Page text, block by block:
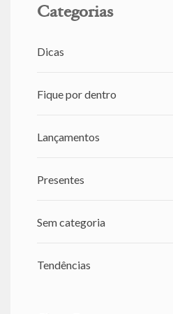
Categorias
Dicas
Fique por dentro
Lançamentos
Presentes
Sem categoria
Tendências